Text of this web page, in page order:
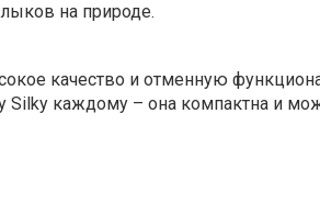
на природе.
качество и отменную
каждому – она компактна и